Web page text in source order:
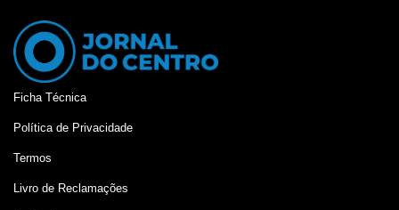
Ficha Técnica
Política de Privacidade
Termos
Livro de Reclamações